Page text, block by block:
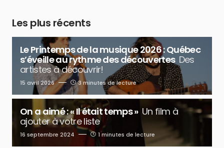
Les plus récents
Le Printemps de la musique 2026 : Québec
s’éveille au rythme des découvertes Des
artistes à découvrir!
15 avril 2026 3 minutes de lecture
On a aimé : « Il était temps » Un film à
ajouter à votre liste
16 septembre 2024 1 minutes de lecture